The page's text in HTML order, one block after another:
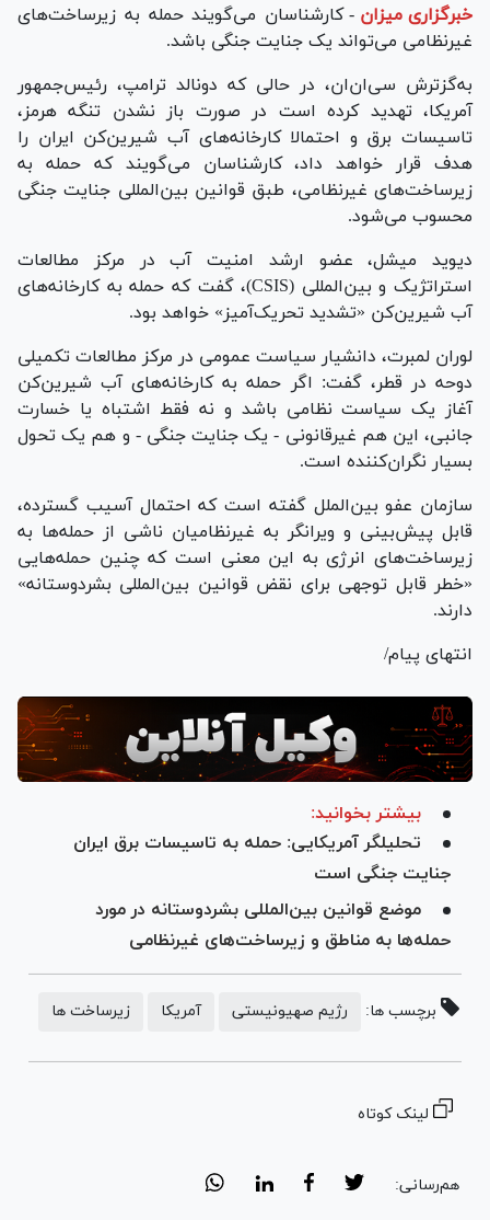
خبرگزاری میزان - کارشناسان می‌گویند حمله به زیرساخت‌های
غیرنظامی می‌تواند یک جنایت جنگی باشد.
به‌گزترش سی‌ان‌ان، در حالی که دونالد ترامپ، رئیس‌جمهور
آمریکا، تهدید کرده است در صورت باز نشدن تنگه هرمز،
تاسیسات برق و احتمالا کارخانه‌های آب شیرین‌کن ایران را
هدف قرار خواهد داد، کارشناسان می‌گویند که حمله به
زیرساخت‌های غیرنظامی، طبق قوانین بین‌المللی جنایت جنگی
محسوب می‌شود.
دیوید میشل، عضو ارشد امنیت آب در مرکز مطالعات
استراتژیک و بین‌المللی (CSIS)، گفت که حمله به کارخانه‌های
آب شیرین‌کن «تشدید تحریک‌آمیز» خواهد بود.
لوران لمبرت، دانشیار سیاست عمومی در مرکز مطالعات تکمیلی
دوحه در قطر، گفت: اگر حمله به کارخانه‌های آب شیرین‌کن
آغاز یک سیاست نظامی باشد و نه فقط اشتباه یا خسارت
جانبی، این هم غیرقانونی - یک جنایت جنگی - و هم یک تحول
بسیار نگران‌کننده است.
سازمان عفو ​​بین‌الملل گفته است که احتمال آسیب گسترده،
قابل پیش‌بینی و ویرانگر به غیرنظامیان ناشی از حمله‌ها به
زیرساخت‌های انرژی به این معنی است که چنین حمله‌هایی
«خطر قابل توجهی برای نقض قوانین بین‌المللی بشردوستانه»
دارند.
انتهای پیام/
بیشتر بخوانید:
تحلیلگر آمریکایی: حمله به تاسیسات برق ایران
جنایت جنگی است
موضع قوانین بین‌المللی بشردوستانه در مورد
حمله‌ها به مناطق و زیرساخت‌های غیرنظامی
برچسب ها: رژیم صهیونیستی آمریکا زیرساخت ها
لینک کوتاه
هم‌رسانی: